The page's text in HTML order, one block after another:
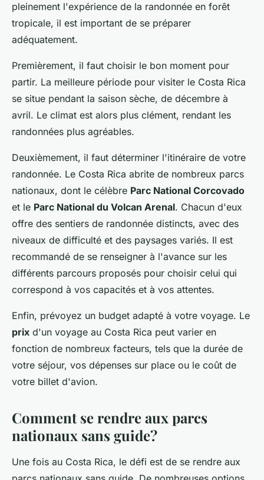
pleinement l'expérience de la randonnée en forêt
tropicale, il est important de se préparer
adéquatement.
Premièrement, il faut choisir le bon moment pour
partir. La meilleure période pour visiter le Costa Rica
se situe pendant la saison sèche, de décembre à
avril. Le climat est alors plus clément, rendant les
randonnées plus agréables.
Deuxièmement, il faut déterminer l'itinéraire de votre
randonnée. Le Costa Rica abrite de nombreux parcs
nationaux, dont le célèbre Parc National Corcovado
et le Parc National du Volcan Arenal. Chacun d'eux
offre des sentiers de randonnée distincts, avec des
niveaux de difficulté et des paysages variés. Il est
recommandé de se renseigner à l'avance sur les
différents parcours proposés pour choisir celui qui
correspond à vos capacités et à vos attentes.
Enfin, prévoyez un budget adapté à votre voyage. Le
prix d'un voyage au Costa Rica peut varier en
fonction de nombreux facteurs, tels que la durée de
votre séjour, vos dépenses sur place ou le coût de
votre billet d'avion.
Comment se rendre aux parcs
nationaux sans guide?
Une fois au Costa Rica, le défi est de se rendre aux